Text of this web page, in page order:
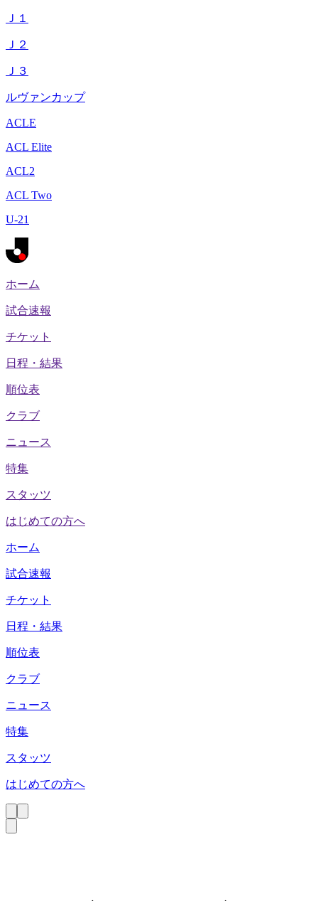
Ｊ１
Ｊ２
Ｊ３
ルヴァンカップ
ACLE
ACL Elite
ACL2
ACL Two
U-21
ホーム
試合速報
チケット
日程・結果
順位表
クラブ
ニュース
特集
スタッツ
はじめての方へ
ホーム
試合速報
チケット
日程・結果
順位表
クラブ
ニュース
特集
スタッツ
はじめての方へ